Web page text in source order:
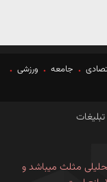
جامعه
ورزشی
تبلیغات
مثلث میباشد و